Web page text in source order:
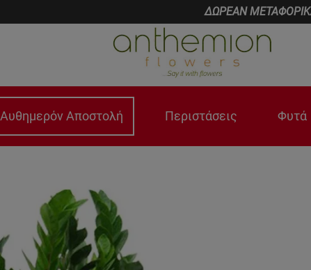
ΔΩΡΕΑΝ
Αυθημερόν Αποστολή Περιστάσεις Φυτά